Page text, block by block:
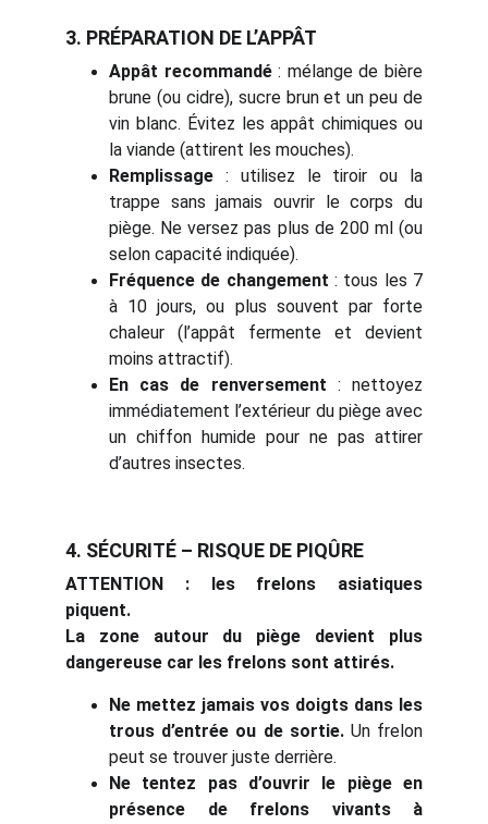
3. PRÉPARATION DE L’APPÂT
Appât recommandé: mélange de bière
brune (ou cidre), sucre brun et un peu de
vin blanc. Évitez les appât chimiques ou
la viande (attirent les mouches).
Remplissage : utilisez le tiroir ou la
trappe sans jamais ouvrir le corps du
piège. Ne versez pas plus de 200 ml (ou
selon capacité indiquée).
Fréquence de changement : tous les 7
à 10 jours, ou plus souvent par forte
chaleur (l’appât fermente et devient
moins attractif).
En cas de renversement : nettoyez
immédiatement l’extérieur du piège avec
un chiffon humide pour ne pas attirer
d’autres insectes.
4. SÉCURITÉ – RISQUE DE PIQÛRE
ATTENTION : les frelons asiatiques
piquent.
La zone autour du piège devient plus
dangereuse car les frelons sont attirés.
Ne mettez jamais vos doigts dans les
trous d’entrée ou de sortie.Un frelon
peut se trouver juste derrière.
Ne tentez pas d’ouvrir le piège en
présence de frelons vivants à